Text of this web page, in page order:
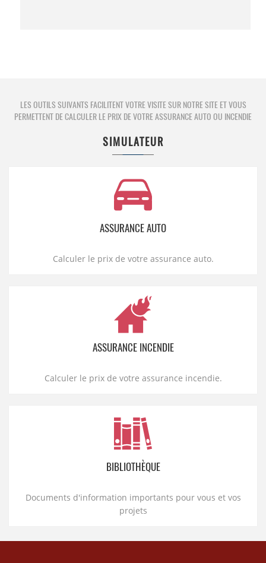
LES OUTILS SUIVANTS FACILITENT VOTRE VISITE SUR NOTRE SITE ET VOUS
PERMETTENT DE CALCULER LE PRIX DE VOTRE ASSURANCE AUTO OU INCENDIE
SIMULATEUR
ASSURANCE AUTO
Calculer le prix de votre assurance auto.
ASSURANCE INCENDIE
Calculer le prix de votre assurance incendie.
BIBLIOTHÈQUE
Documents d'information importants pour vous et vos
projets